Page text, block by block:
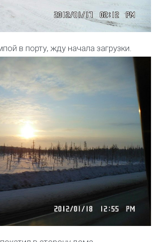
в порту, жду начала загрузки.